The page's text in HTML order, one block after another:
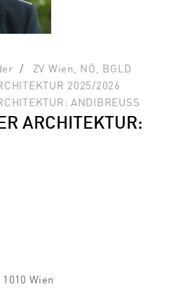
ZV Wien, NÖ, BGLD
2025/2026
ANDIBREUSS
ARCHITEKTUR:
Wien